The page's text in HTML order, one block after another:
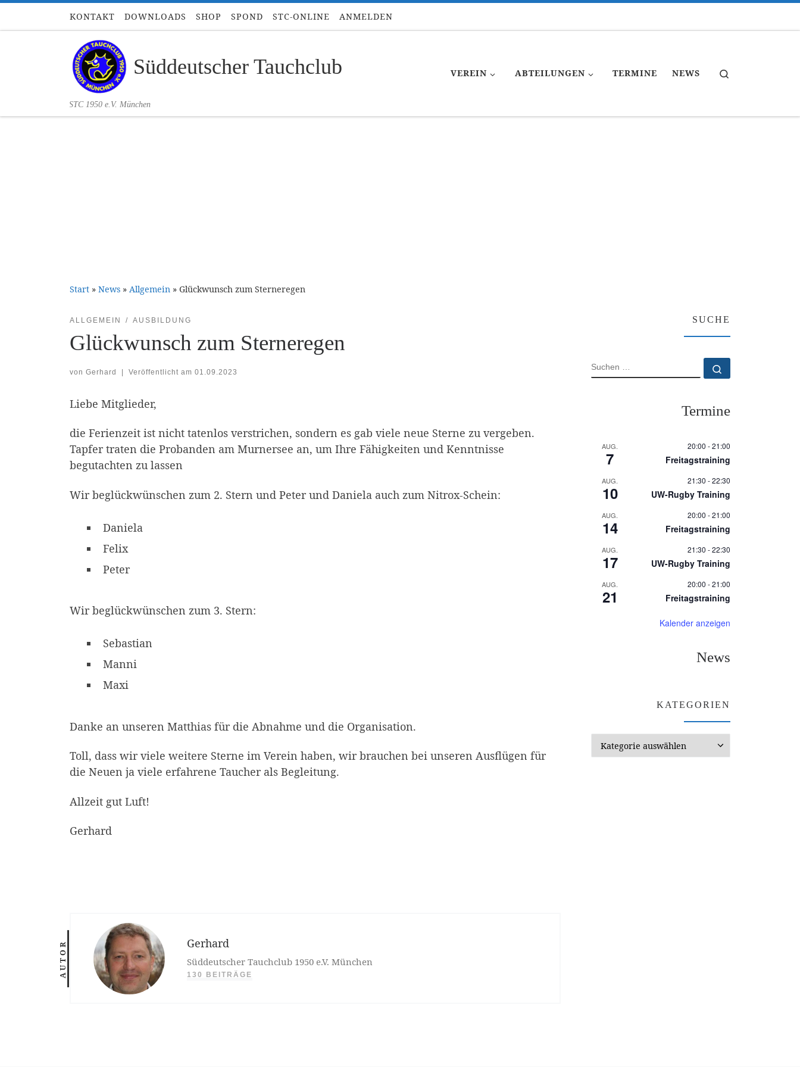
Zum Inhalt springen
KONTAKT DOWNLOADS SHOP SPOND STC-ONLINE ANMELDEN
Süddeutscher Tauchclub
STC 1950 e.V. München
VEREIN ABTEILUNGEN TERMINE NEWS
Start » News » Allgemein » Glückwunsch zum Sterneregen
ALLGEMEIN AUSBILDUNG
Glückwunsch zum Sterneregen
von Gerhard | Veröffentlicht am 01.09.2023
Liebe Mitglieder,
die Ferienzeit ist nicht tatenlos verstrichen, sondern es gab viele neue Sterne zu vergeben.
Tapfer traten die Probanden am Murnersee an, um Ihre Fähigkeiten und Kenntnisse
begutachten zu lassen
Wir beglückwünschen zum 2. Stern und Peter und Daniela auch zum Nitrox-Schein:
Daniela
Felix
Peter
Wir beglückwünschen zum 3. Stern:
Sebastian
Manni
Maxi
Danke an unseren Matthias für die Abnahme und die Organisation.
Toll, dass wir viele weitere Sterne im Verein haben, wir brauchen bei unseren Ausflügen für
die Neuen ja viele erfahrene Taucher als Begleitung.
Allzeit gut Luft!
Gerhard
AUTOR Gerhard
Süddeutscher Tauchclub 1950 e.V. München
130 BEITRÄGE
SUCHE
SUCHE
Termine
AUG.
7
20:00 -21:00
Freitagstraining
AUG.
10
21:30 -22:30
UW-Rugby Training
AUG.
14
20:00 -21:00
Freitagstraining
AUG.
17
21:30 -22:30
UW-Rugby Training
AUG.
21
20:00 -21:00
Freitagstraining
Kalender anzeigen
News
KATEGORIEN